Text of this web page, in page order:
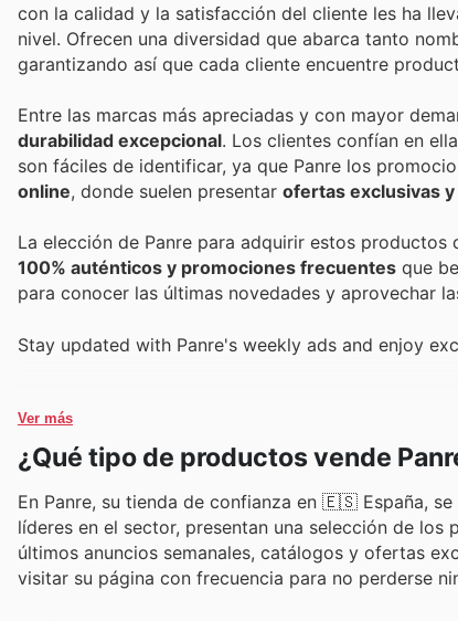
con la calidad y la satisfacción del cliente les ha
nivel. Ofrecen una diversidad que abarca tanto
garantizando así que cada cliente encuentre
Entre las marcas más apreciadas y con mayor
durabilidad excepcional. Los clientes confían en
son fáciles de identificar, ya que Panre los
online, donde suelen presentar ofertas exclusivas
La elección de Panre para adquirir estos productos
100% auténticos y promociones frecuentes que
para conocer las últimas novedades y aprovechar
Stay updated with Panre's weekly ads and enjoy
Ver más
¿Qué tipo de productos vende
En Panre, su tienda de confianza en 🇪🇸 España,
líderes en el sector, presentan una selección de
últimos anuncios semanales, catálogos y ofertas
visitar su página con frecuencia para no perderse